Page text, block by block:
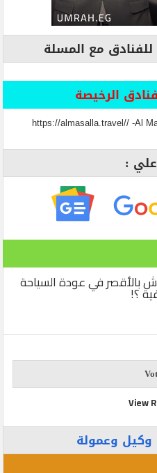
مع المسلة
الرخيصة
https://almasalla.travel// -Al
علي :
بالأقصر في عودة السياحة
؟!
View
وعمولة